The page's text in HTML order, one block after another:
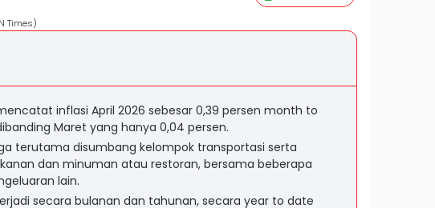
Times)
inflasi April 2026 sebesar 0,39 persen month to
Maret yang hanya 0,04 persen.
terutama disumbang kelompok transportasi serta
dan minuman atau restoran, bersama beberapa
lain.
secara bulanan dan tahunan, secara year to date